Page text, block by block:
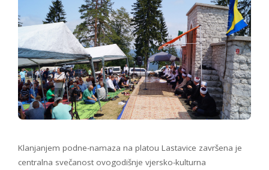
Klanjanjem podne-namaza na platou Lastavice završena je
centralna svečanost ovogodišnje vjersko-kulturna